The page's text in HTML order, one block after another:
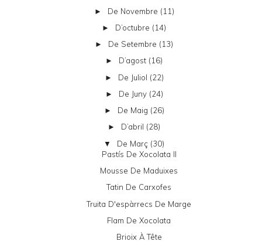
► De Novembre (11)
► D’octubre (14)
► De Setembre (13)
► D’agost (16)
► De Juliol (22)
► De Juny (24)
► De Maig (26)
► D’abril (28)
▼ De Març (30)
Pastís De Xocolata II
Mousse De Maduixes
Tatin De Carxofes
Truita D'espàrrecs De Marge
Flam De Xocolata
Brioix À Tête